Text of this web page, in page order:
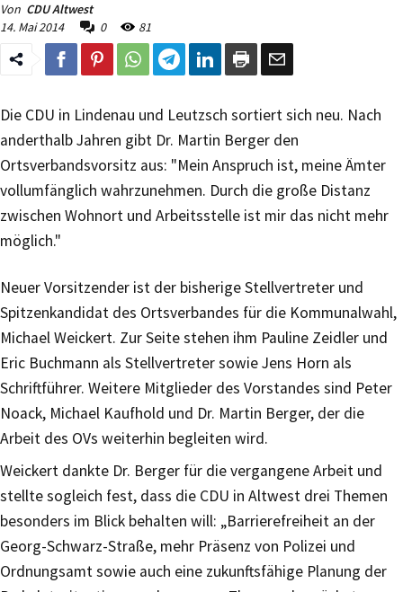
Von CDU Altwest
14. Mai 2014
0 81
Die CDU in Lindenau und Leutzsch sortiert sich neu. Nach
anderthalb Jahren gibt Dr. Martin Berger den
Ortsverbandsvorsitz aus: "Mein Anspruch ist, meine Ämter
vollumfänglich wahrzunehmen. Durch die große Distanz
zwischen Wohnort und Arbeitsstelle ist mir das nicht mehr
möglich."
Neuer Vorsitzender ist der bisherige Stellvertreter und
Spitzenkandidat des Ortsverbandes für die Kommunalwahl,
Michael Weickert. Zur Seite stehen ihm Pauline Zeidler und
Eric Buchmann als Stellvertreter sowie Jens Horn als
Schriftführer. Weitere Mitglieder des Vorstandes sind Peter
Noack, Michael Kaufhold und Dr. Martin Berger, der die
Arbeit des OVs weiterhin begleiten wird.
Weickert dankte Dr. Berger für die vergangene Arbeit und
stellte sogleich fest, dass die CDU in Altwest drei Themen
besonders im Blick behalten will: „Barrierefreiheit an der
Georg-Schwarz-Straße, mehr Präsenz von Polizei und
Ordnungsamt sowie auch eine zukunftsfähige Planung der